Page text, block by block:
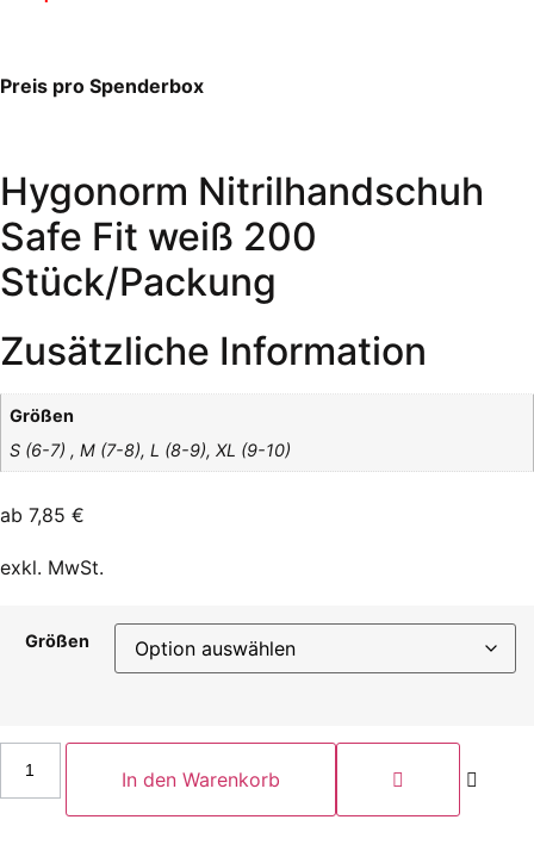
Preis pro Spenderbox
Hygonorm Nitrilhandschuh
Safe Fit weiß 200
Stück/Packung
Zusätzliche Information
Größen
S (6-7) , M (7-8), L (8-9), XL (9-10)
ab 7,85 €
exkl. MwSt.
Größen
Hygonorm
NitrilhandschuhIn den Warenkorb